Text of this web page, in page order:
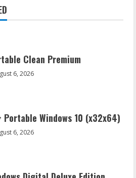
Clean Premium
6, 2026
Windows 10 (x32x64)
6, 2026